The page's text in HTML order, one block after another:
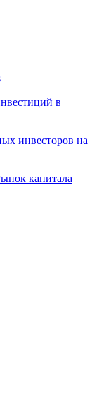
в
инвесторов на
капитала